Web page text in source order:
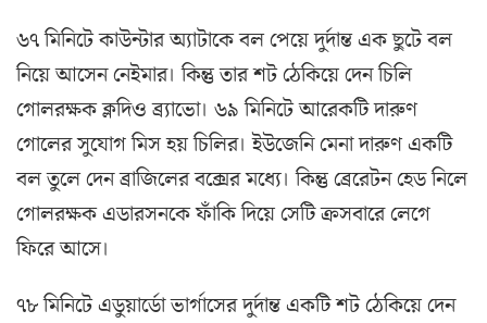
৬৭ মিনিটে কাউন্টার অ্যাটাকে বল পেয়ে দুর্দান্ত এক ছুটে বল
নিয়ে আসেন নেইমার। কিন্তু তার শট ঠেকিয়ে দেন চিলি
গোলরক্ষক ক্লদিও ব্র্যাভো। ৬৯ মিনিটে আরেকটি দারুণ
গোলের সুযোগ মিস হয় চিলির। ইউজেনি মেনা দারুণ একটি
বল তুলে দেন ব্রাজিলের বক্সের মধ্যে। কিন্তু ব্রেরেটন হেড নিলে
গোলরক্ষক এডারসনকে ফাঁকি দিয়ে সেটি ক্রসবারে লেগে
ফিরে আসে।
৭৮ মিনিটে এডুয়ার্ডো ভার্গাসের দুর্দান্ত একটি শট ঠেকিয়ে দেন